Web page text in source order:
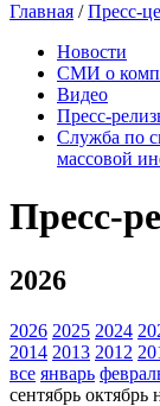
Главная /Пресс-
Новости
СМИ о
Видео
Пресс-
Служба по
массовой
Пресс-
2026
2026 2025 2024
2014 2013 2012
все январь
сентябрь октябрь